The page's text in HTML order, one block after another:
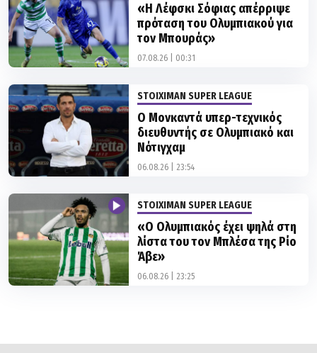
«Η Λέφσκι Σόφιας απέρριψε
πρόταση του Ολυμπιακού για
τον Μπουράς»
07.08.26 | 00:31
STOIXIMAN SUPER LEAGUE
Ο Μονκαντά υπερ-τεχνικός
διευθυντής σε Ολυμπιακό και
Νότιγχαμ
06.08.26 | 23:54
STOIXIMAN SUPER LEAGUE
«Ο Ολυμπιακός έχει ψηλά στη
λίστα του τον Μπλέσα της Ρίο
Άβε»
06.08.26 | 23:25